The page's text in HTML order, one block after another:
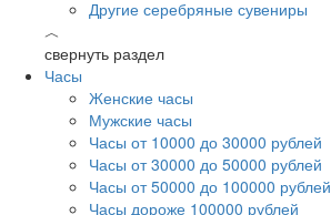
Другие серебряные сувениры
︿
свернуть раздел
Часы
Женские часы
Мужские часы
Часы от 10000 до 30000 рублей
Часы от 30000 до 50000 рублей
Часы от 50000 до 100000 рублей
Часы дороже 100000 рублей